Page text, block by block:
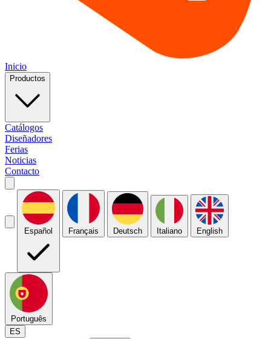
Inicio
Productos
Catálogos
Diseñadores
Ferias
Noticias
Contacto
Español Français Deutsch Italiano English
Português
ES